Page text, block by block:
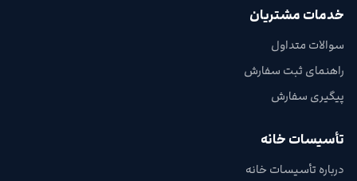
خدمات مشتریان
سوالات متداول
راهنمای ثبت سفارش
پیگیری سفارش
تأسیسات خانه
درباره تأسیسات خانه